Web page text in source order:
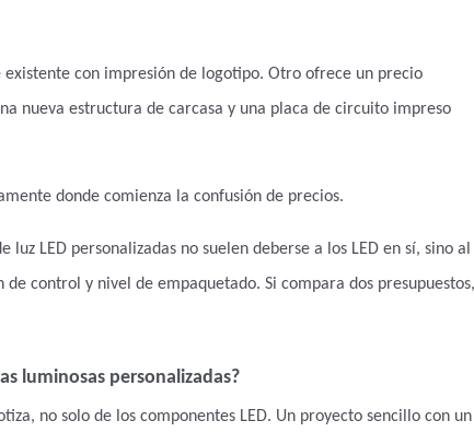
con impresión de logotipo. Otro ofrece un precio
nueva estructura de carcasa y una placa de circuito impreso
donde comienza la confusión de precios.
LED personalizadas no suelen deberse a los LED en sí, sino
control y nivel de empaquetado. Si compara dos
luminosas personalizadas?
no solo de los componentes LED. Un proyecto sencillo con